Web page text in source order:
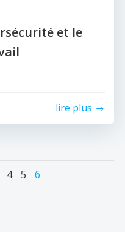
et le
lire plus
Page
4 Page
5 Page
6